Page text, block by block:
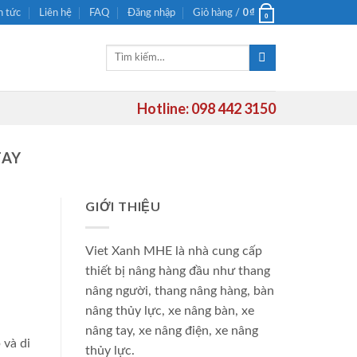
tức Liên hệ FAQ Đăng nhập Giỏ hàng / 0₫ 0
Tìm
Hotline: 098 442 3150
và di
GIỚI THIỆU
Viet Xanh MHE là nhà cung cấp
thiết bị nâng hàng đầu như thang
nâng người, thang nâng hàng, bàn
nâng thủy lực, xe nâng bàn, xe
nâng tay, xe nâng điện, xe nâng
thủy lực.